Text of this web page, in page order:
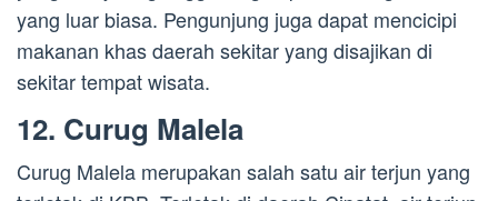
yang luar biasa. Pengunjung juga dapat mencicipi
makanan khas daerah sekitar yang disajikan di
sekitar tempat wisata.
12. Curug Malela
Curug Malela merupakan salah satu air terjun yang